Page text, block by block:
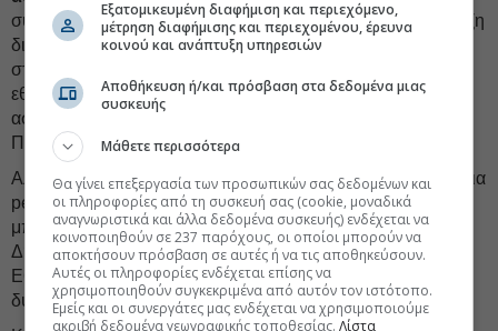
συντρέξει περίπτωση κατασκοπίας στην περίπτωση Σπίρτζη
διότι δεν μπορούν να υπάρξουν στο κινητό τηλέφωνο
στοιχεία τα οποία να είναι απόρρητα και συνδεόμενα με την
εθνική ασφάλεια, που περιλαμβάνει βέβαια και τη δημόσια
ασφάλεια, την αρμοδιότητα δηλαδή του Υπουργού
Προστασίας του Πολίτη.
Αλλά και το συμπέρασμα ότι αν παρακολουθείτε μια δημόσια
persona ή ένας καλλιτέχνης συνιστά επιχείρημα ότι δεν
μπορούμε να έχουμε κατασκοπία για τους υπολοίπους!
Δηλαδή για τονΑρχηγό του ΓΕΕΘΑ , για τον Υπουργό
Εθνικής Άμυνας και για άλλα στελέχη των ενόπλων
δυνάμεων.
Εξατομικευμένη διαφήμιση και περιεχόμενο,
μέτρηση διαφήμισης και περιεχομένου, έρευνα
κοινού και ανάπτυξη υπηρεσιών
Αποθήκευση ή/και πρόσβαση στα δεδομένα μιας
συσκευής
Μάθετε περισσότερα
Θα γίνει επεξεργασία των προσωπικών σας δεδομένων και
οι πληροφορίες από τη συσκευή σας (cookie, μοναδικά
αναγνωριστικά και άλλα δεδομένα συσκευής) ενδέχεται να
κοινοποιηθούν σε 237 παρόχους, οι οποίοι μπορούν να
αποκτήσουν πρόσβαση σε αυτές ή να τις αποθηκεύσουν.
Αυτές οι πληροφορίες ενδέχεται επίσης να
χρησιμοποιηθούν συγκεκριμένα από αυτόν τον ιστότοπο.
Εμείς και οι συνεργάτες μας ενδέχεται να χρησιμοποιούμε
ακριβή δεδομένα γεωγραφικής τοποθεσίας.Λίστα